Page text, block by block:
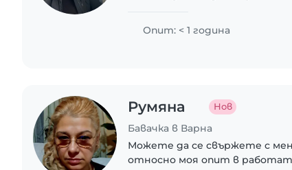
Опит: < 1 година
Румяна Нов
Бавачка в Варна
Можете да се свържете с
относно моя опит в